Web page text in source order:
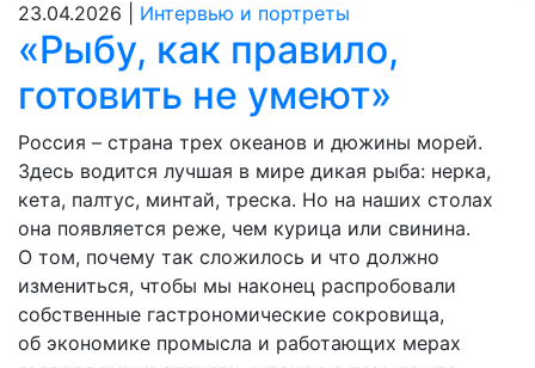
23.04.2026 | Интервью и портреты
«Рыбу, как правило,
готовить не умеют»
Россия – страна трех океанов и дюжины морей.
Здесь водится лучшая в мире дикая рыба: нерка,
кета, палтус, минтай, треска. Но на наших столах
она появляется реже, чем курица или свинина.
О том, почему так сложилось и что должно
измениться, чтобы мы наконец распробовали
собственные гастрономические сокровища,
об экономике промысла и работающих мерах